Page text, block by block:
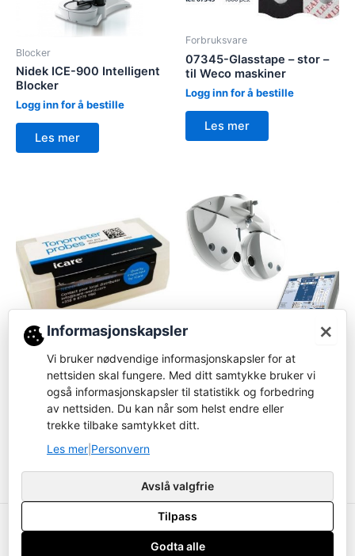
Blocker
Nidek ICE-900 Intelligent
Blocker
Logg inn for å bestille
Les mer
Forbruksvare
07345-Glasstape – stor –
til Weco maskiner
Logg inn for å bestille
Les mer
Tonometer
Prober for iCare
ic100/ic200/TA01
Logg inn for å bestille
Les mer
Foropter
Nidek RT-6100 foropter
Logg inn for å bestille
Copyright ustyrsavdelingen.no © 2026
×
Informasjonskapsler
Vi bruker nødvendige informasjonskapsler for at
nettsiden skal fungere. Med ditt samtykke bruker vi
også informasjonskapsler til statistikk og forbedring
av nettsiden. Du kan når som helst endre eller
trekke tilbake samtykket ditt.
Les mer Personvern
Avslå valgfrie
Tilpass
Godta alle